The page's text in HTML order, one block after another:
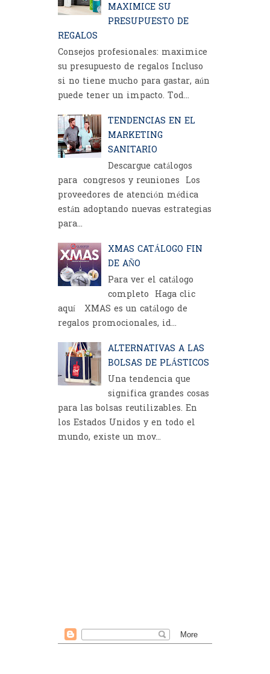
MAXIMICE SU
PRESUPUESTO DE
REGALOS
Consejos profesionales: maximice
su presupuesto de regalos Incluso
si no tiene mucho para gastar, aún
puede tener un impacto. Tod...
TENDENCIAS EN EL
MARKETING
SANITARIO
Descargue catálogos
para congresos y reuniones Los
proveedores de atención médica
están adoptando nuevas estrategias
para...
XMAS CATÁLOGO FIN
DE AÑO
Para ver el catálogo
completo Haga clic
aquí XMAS es un catálogo de
regalos promocionales, id...
ALTERNATIVAS A LAS
BOLSAS DE PLÁSTICOS
Una tendencia que
significa grandes cosas
para las bolsas reutilizables. En
los Estados Unidos y en todo el
mundo, existe un mov...